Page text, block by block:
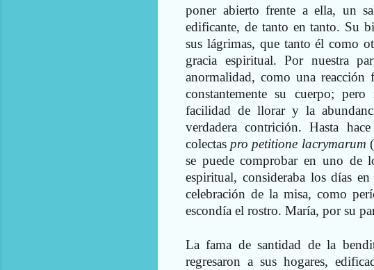
poner abierto frente a ella, un
edificante, de tanto en tanto. Su
sus lágrimas, que tanto él como
gracia espiritual. Por nuestra
anormalidad, como una
constantemente su cuerpo;
facilidad de llorar y la
verdadera contrición. Hasta
colectas pro petitione lacrymarum
se puede comprobar en uno de
espiritual, consideraba los días
celebración de la misa, como
escondía el rostro. María, por su
La fama de santidad de la
regresaron a sus hogares,